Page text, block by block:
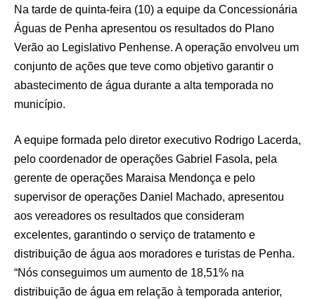
Na tarde de quinta-feira (10) a equipe da Concessionária
Águas de Penha apresentou os resultados do Plano
Verão ao Legislativo Penhense. A operação envolveu um
conjunto de ações que teve como objetivo garantir o
abastecimento de água durante a alta temporada no
município.
A equipe formada pelo diretor executivo Rodrigo Lacerda,
pelo coordenador de operações Gabriel Fasola, pela
gerente de operações Maraisa Mendonça e pelo
supervisor de operações Daniel Machado, apresentou
aos vereadores os resultados que consideram
excelentes, garantindo o serviço de tratamento e
distribuição de água aos moradores e turistas de Penha.
“Nós conseguimos um aumento de 18,51% na
distribuição de água em relação à temporada anterior,